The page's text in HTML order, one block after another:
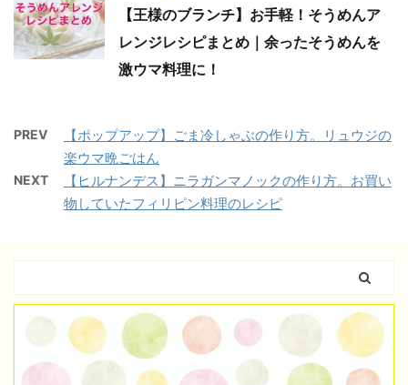
【王様のブランチ】お手軽！そうめんア
レンジレシピまとめ｜余ったそうめんを
激ウマ料理に！
PREV
【ポップアップ】ごま冷しゃぶの作り方。リュウジの
楽ウマ晩ごはん
NEXT
【ヒルナンデス】ニラガンマノックの作り方。お買い
物していたフィリピン料理のレシピ